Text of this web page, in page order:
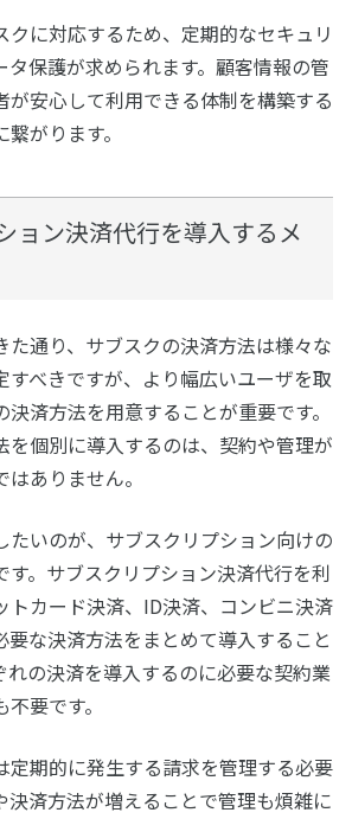
クに対応するため、定期的なセキュリ
タ保護が求められます。顧客情報の管
が安心して利用できる体制を構築する
がります。
ョン決済代行を導入するメ
た通り、サブスクの決済方法は様々な
すべきですが、より幅広いユーザを取
決済方法を用意することが重要です。
を個別に導入するのは、契約や管理が
ありません。
たいのが、サブスクリプション向けの
す。サブスクリプション決済代行を利
トカード決済、ID決済、コンビニ決済
要な決済方法をまとめて導入すること
れの決済を導入するのに必要な契約業
要です。
定期的に発生する請求を管理する必要
決済方法が増えることで管理も煩雑に